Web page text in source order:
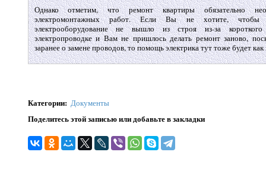
Однако отметим, что ремонт квартиры обязательно
электромонтажных работ. Если Вы не хотите, чтобы
электрооборудование не вышло из строя из-за
электропроводке и Вам не пришлось делать ремонт заново,
заранее о замене проводов, то помощь электрика тут тоже будет как
Категории: Документы
Поделитесь этой записью или добавьте в закладки